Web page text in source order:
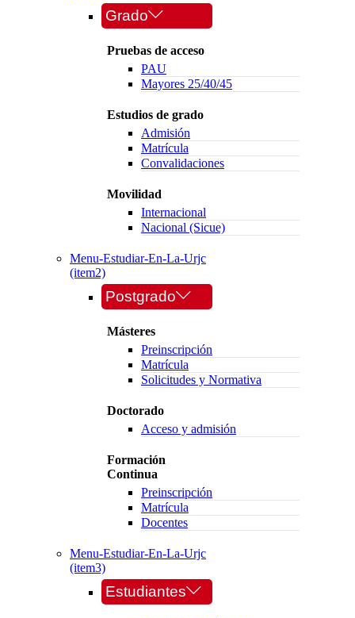
Grado
Pruebas de acceso
PAU
Mayores 25/40/45
Estudios de grado
Admisión
Matrícula
Convalidaciones
Movilidad
Internacional
Nacional (Sicue)
Menu-Estudiar-En-La-Urjc
(item2)
Postgrado
Másteres
Preinscripción
Matrícula
Solicitudes y Normativa
Doctorado
Acceso y admisión
Formación
Continua
Preinscripción
Matrícula
Docentes
Menu-Estudiar-En-La-Urjc
(item3)
Estudiantes